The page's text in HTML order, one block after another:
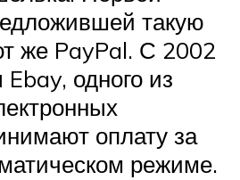
такую
же PayPal. С 2002
одного из
оплату за
режиме.